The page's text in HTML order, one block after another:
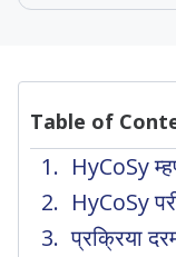
Table of
HyCoSy
HyCoSy
प्रक्रिया